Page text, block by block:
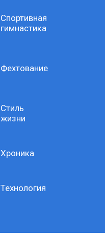
Спортивная
гимнастика
Фехтование
Стиль
жизни
Хроника
Технология